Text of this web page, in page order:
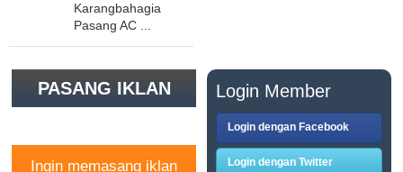
Karangbahagia
Pasang AC ...
PASANG IKLAN
Ingin memasang iklan
Login Member
Login dengan Facebook
Login dengan Twitter